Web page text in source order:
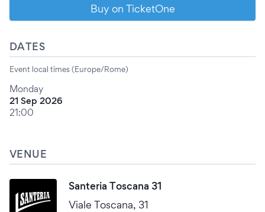
Buy on TicketOne
DATES
Event local times (Europe/Rome)
Monday
21 Sep 2026
21:00
VENUE
Santeria Toscana 31
Viale Toscana, 31